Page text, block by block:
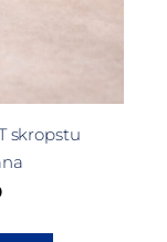
skropstu